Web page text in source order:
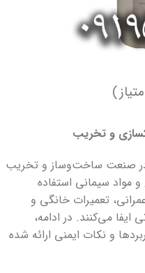
و تخریب
در صنعت ساخت‌وساز و تخریب
مواد سیمانی استفاده
تعمیرات خانگی و
ایفا می‌کنند. در ادامه،
و نکات ایمنی ارائه شده